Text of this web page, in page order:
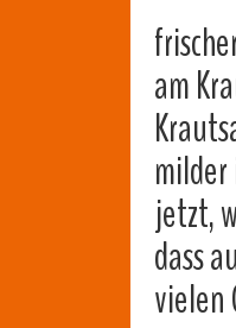
am
jetzt,
dass
vielen